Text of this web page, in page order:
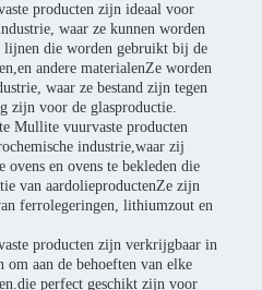
producten zijn ideaal voor
waar ze kunnen worden
lijnen die worden gebruikt bij de
andere materialenZe worden
waar ze bestand zijn tegen
zijn voor de glasproductie.
Mullite vuurvaste producten
industrie,waar zij
en ovens te bekleden die
van aardolieproductenZe zijn
ferrolegeringen, lithiumzout en
producten zijn verkrijgbaar in
om aan de behoeften van elke
perfect geschikt zijn voor